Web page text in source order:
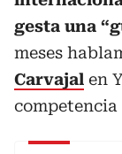
gesta una
meses
Carvajal en
competencia